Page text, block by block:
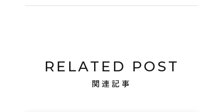
RELATED POST
関連記事